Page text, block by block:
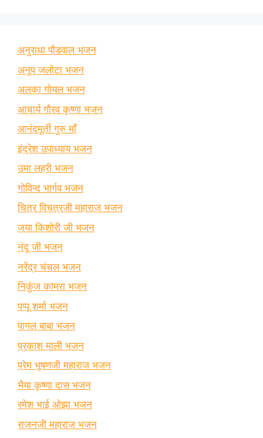
अनुराधा पौडवाल भजन
अनूप जलोटा भजन
अलका गोयल भजन
आचार्य गौरव कृष्णा भजन
आनंदमूर्ती गुरु माँ
इंद्रेश उपाध्याय भजन
उमा लहरी भजन
गोविन्द भार्गव भजन
चित्र विचत्रजी महाराज भजन
जया किशोरी जी भजन
नंदू जी भजन
नरेंद्र चंचल भजन
निकुंज कामरा भजन
पप्पू शर्मा भजन
पागल बाबा भजन
प्रकाश माली भजन
प्रेम भूषणजी महाराज भजन
भैया कृष्णा दास भजन
रमेश भाई ओझा भजन
राजनजी महाराज भजन